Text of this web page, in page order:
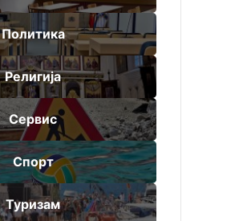
Политика
Религија
Сервис
Спорт
Туризам